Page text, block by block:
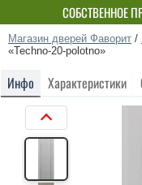
СОБСТВЕННОЕ
Магазин дверей Фаворит /
«Techno-20-polotno»
Инфо Характеристики